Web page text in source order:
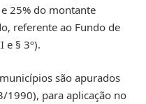
25% do montante
referente ao Fundo de
e § 3º).
são apurados
1990), para aplicação no